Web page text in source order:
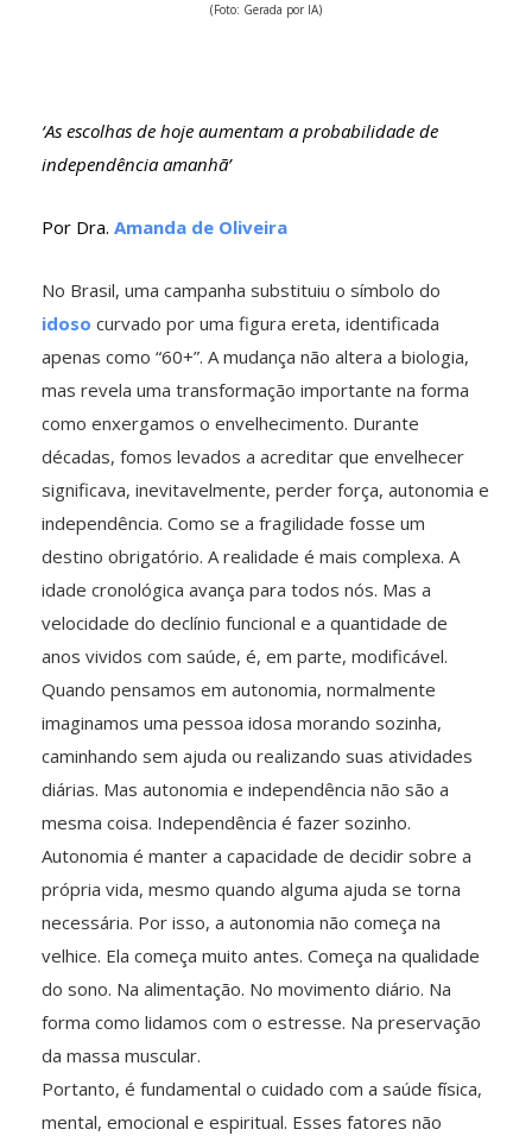
(Foto: Gerada por IA)
‘As escolhas de hoje aumentam a probabilidade de
independência amanhã’
Por Dra. Amanda de Oliveira
No Brasil, uma campanha substituiu o símbolo do
idoso curvado por uma figura ereta, identificada
apenas como “60+”. A mudança não altera a biologia,
mas revela uma transformação importante na forma
como enxergamos o envelhecimento. Durante
décadas, fomos levados a acreditar que envelhecer
significava, inevitavelmente, perder força, autonomia e
independência. Como se a fragilidade fosse um
destino obrigatório. A realidade é mais complexa. A
idade cronológica avança para todos nós. Mas a
velocidade do declínio funcional e a quantidade de
anos vividos com saúde, é, em parte, modificável.
Quando pensamos em autonomia, normalmente
imaginamos uma pessoa idosa morando sozinha,
caminhando sem ajuda ou realizando suas atividades
diárias. Mas autonomia e independência não são a
mesma coisa. Independência é fazer sozinho.
Autonomia é manter a capacidade de decidir sobre a
própria vida, mesmo quando alguma ajuda se torna
necessária. Por isso, a autonomia não começa na
velhice. Ela começa muito antes. Começa na qualidade
do sono. Na alimentação. No movimento diário. Na
forma como lidamos com o estresse. Na preservação
da massa muscular.
Portanto, é fundamental o cuidado com a saúde física,
mental, emocional e espiritual. Esses fatores não